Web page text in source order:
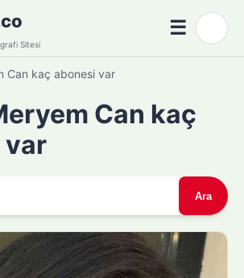
Sitesi
☰Menü
Can kaç abonesi var
Can kaç
var